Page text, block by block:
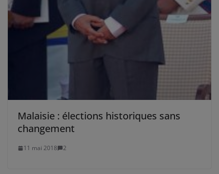
Malaisie : élections historiques sans
changement
11 mai 2018 2